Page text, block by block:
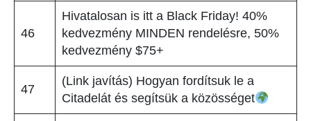
46
Hivatalosan is itt a Black Friday! 40%
kedvezmény MINDEN rendelésre, 50%
kedvezmény $75+
47
(Link javítás) Hogyan fordítsuk le a
Citadelát és segítsük a közösséget